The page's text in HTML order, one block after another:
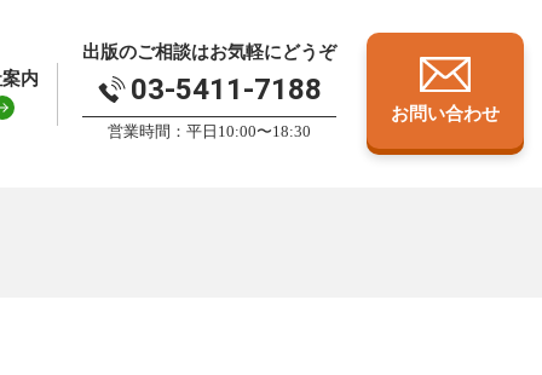
内
出版のご相談はお気軽にどうぞ
03-5411-7188
営業時間：平日10:00〜18:30
お問い合わせ